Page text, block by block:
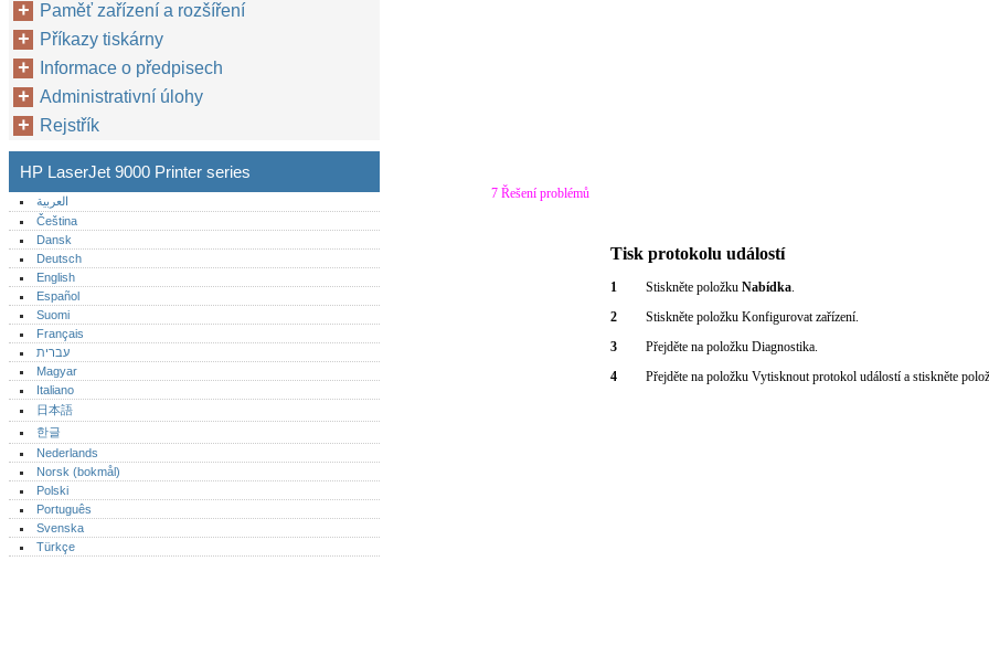
7 Řešení problémů
Tisk protokolu událostí
1 Stiskněte položku Nabídka.
2
Stiskněte položku Konfigurovat zařízení.
3
Přejděte na položku Diagnostika.
4
Přejděte na položku Vytisknout protokol událostí a stiskněte
Paměť zařízení a rozšíření
Příkazy tiskárny
Informace o předpisech
Administrativní úlohy
Rejstřík
HP LaserJet 9000 Printer series
العربية
Čeština
Dansk
Deutsch
English
Español
Suomi
Français
עברית
Magyar
Italiano
日本語
한글
Nederlands
Norsk (bokmål)‎
Polski
Português‎
Svenska
Türkçe